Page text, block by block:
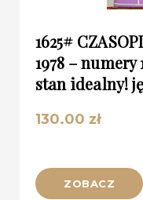
1625#
1978 – numery
stan idealny!
130.00 zł
ZOBACZ